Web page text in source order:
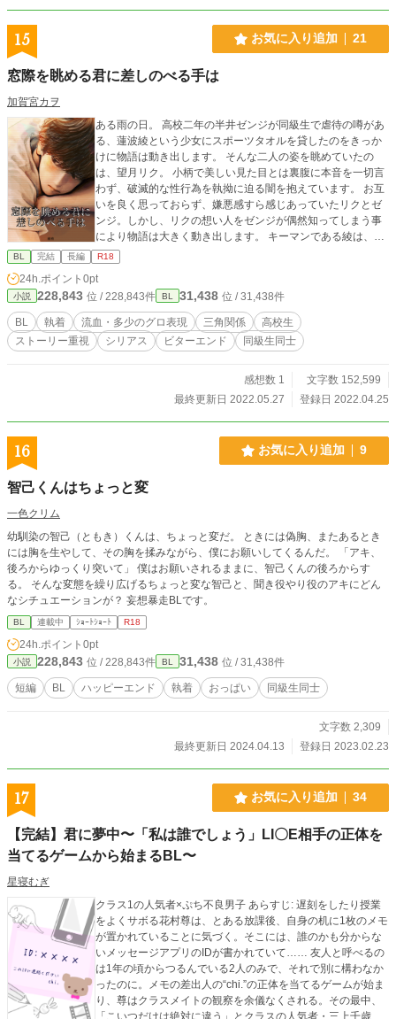
15 お気に入り追加 21
窓際を眺める君に差しのべる手は
加賀宮カヲ
ある雨の日。 高校二年の半井ゼンジが同級生で虐待の噂があ
る、蓮波綾という少女にスポーツタオルを貸したのをきっか
けに物語は動き出します。 そんな二人の姿を眺めていたの
は、望月リク。 小柄で美しい見た目とは裏腹に本音を一切言
わず、破滅的な性行為を執拗に迫る闇を抱えています。 お互
いを良く思っておらず、嫌悪感すら感じあっていたリクとゼ
ンジ。しかし、リクの想い人をゼンジが偶然知ってしまう事
により物語は大きく動き出します。 キーマンである綾は、辛
い生い立ちやリクとの間に秘密を抱えながらも、ゼンジへ恋
愛感情を抱くようになります。 それが面白くないリクもま
た、今まで誤魔化してきた自分を誤魔化せなくなっていきま
す。 更に破滅的な性行為へのめり込んでゆこうとする、リ
ク。 リクにとっての性行為とは、自傷行為そのものでした。
誰にも語ることのなかったリクの過去とは。 自虐的なリクに
振り回されながらも、心惹かれてゆく自分を隠せず戸惑うゼ
の秘密の関係を終わらせて前へ進む為に動き出す綾。 そんな
ゼンジ 重い過去を持つ、蓮波綾 まだ誰も本当の愛を知らな
ーリー。 ※虐待児(サバイバーズチルドレン)の再生の物語で
正程度の変更があります。 ※表紙はミカスケ様(http://misoko.
net/)のフリーイラストを使用させて頂いています。
BL 完結 長編 R18
24h.ポイント 0pt
小説 228,843 位 / 228,843件 BL 31,438 位 / 31,438件
BL 執着 流血・多少のグロ表現 三角関係
高校生
ストーリー重視
シリアス ビターエンド 同級生同士
感想数 1
文字数 152,599
最終更新日 2022.05.27
登録日 2022.04.25
16 お気に入り追加 9
智己くんはちょっと変
一色クリム
幼馴染の智己（ともき）くんは、ちょっと変だ。 ときには偽胸、またあるとき
には胸を生やして、その胸を揉みながら、僕にお願いしてくるんだ。 「アキ、
後ろからゆっくり突いて」 僕はお願いされるままに、智己くんの後ろからす
る。 そんな変態を繰り広げるちょっと変な智己と、聞き役やり役のアキにどん
なシチュエーションが？ 妄想暴走BLです。
BL 連載中 ｼｮｰﾄｼｮｰﾄ R18
24h.ポイント 0pt
小説 228,843 位 / 228,843件 BL 31,438 位 / 31,438件
短編 BL ハッピーエンド 執着 おっぱい 同級生同士
文字数 2,309
最終更新日 2024.04.13
登録日 2023.02.23
17 お気に入り追加 34
【完結】君に夢中〜「私は誰でしょう」LI〇E相手の正体を
当てるゲームから始まるBL〜
星寝むぎ
クラス1の人気者×ぷち不良男子 あらすじ: 遅刻をしたり授業
をよくサボる花村尊は、とある放課後、自身の机に1枚のメモ
が置かれていることに気づく。そこには、誰のかも分からな
いメッセージアプリのIDが書かれていて…… 友人と呼べるの
は1年の頃からつるんでいる2人のみで、それで別に構わなか
ったのに。メモの差出人の“chi.”の正体を当てるゲームが始ま
り、尊はクラスメイトの観察を余儀なくされる。その最中、
「こいつだけは絶対に違う」とクラスの人気者・三上千歳を